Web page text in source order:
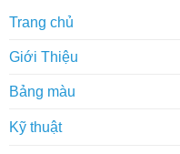
Trang chủ
Giới Thiệu
Bảng màu
Kỹ thuật